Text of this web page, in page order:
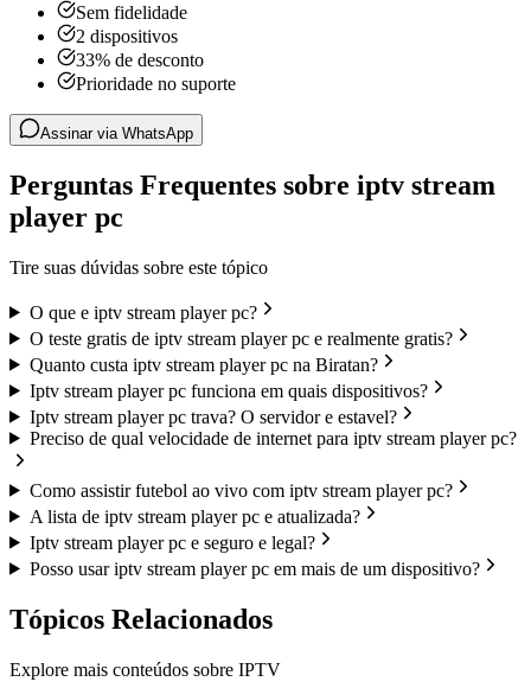
Sem fidelidade
2 dispositivos
33% de desconto
Prioridade no suporte
Assinar via WhatsApp
Perguntas Frequentes sobre iptv stream
player pc
Tire suas dúvidas sobre este tópico
O que e iptv stream player pc?
O teste gratis de iptv stream player pc e realmente gratis?
Quanto custa iptv stream player pc na Biratan?
Iptv stream player pc funciona em quais dispositivos?
Iptv stream player pc trava? O servidor e estavel?
Preciso de qual velocidade de internet para iptv stream player pc?
Como assistir futebol ao vivo com iptv stream player pc?
A lista de iptv stream player pc e atualizada?
Iptv stream player pc e seguro e legal?
Posso usar iptv stream player pc em mais de um dispositivo?
Tópicos Relacionados
Explore mais conteúdos sobre IPTV